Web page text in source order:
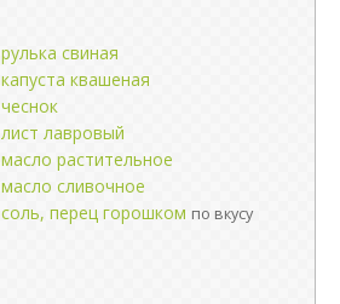
рулька свиная
капуста квашеная
чеснок
лист лавровый
масло растительное
масло сливочное
соль, перец горошком по вкусу